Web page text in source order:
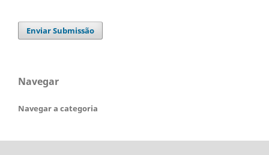
Enviar Submissão
Navegar
Navegar a categoria